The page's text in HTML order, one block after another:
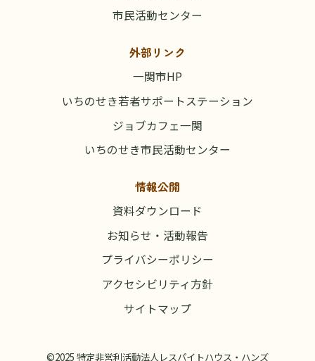
市民活動センター
外部リンク
一関市HP
いちのせき若者サポートステーション
ジョブカフェ一関
いちのせき市民活動センター
情報公開
資料ダウンロード
お知らせ・活動報告
プライバシーポリシー
アクセシビリティ方針
サイトマップ
©2025 特定非営利活動法人レスパイトハウス・ハンズ